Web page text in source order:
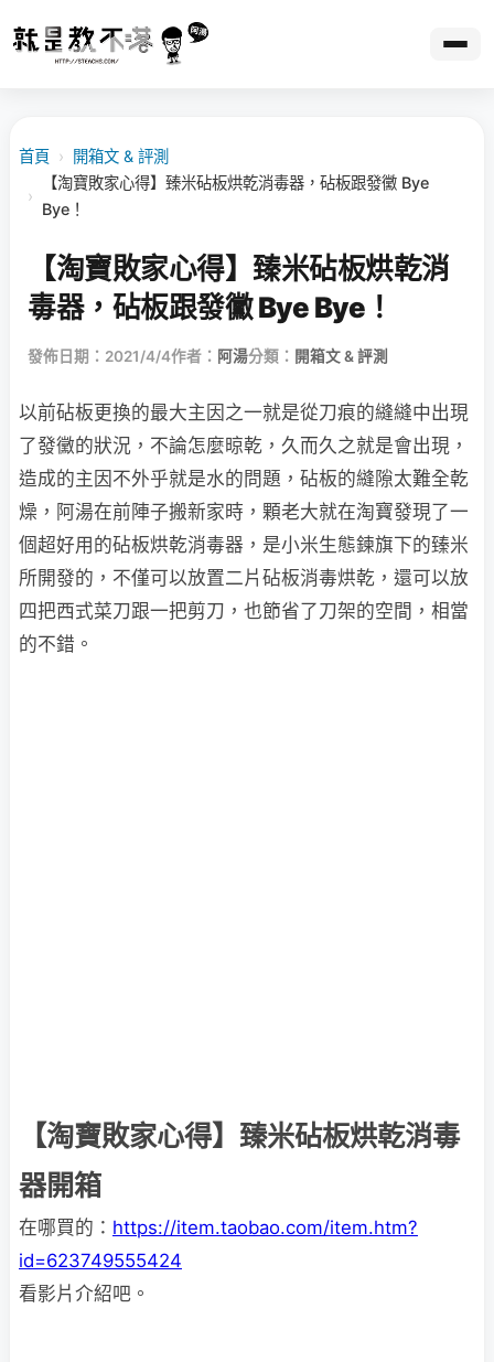
首頁 › 開箱文 & 評測
›
【淘寶敗家心得】臻米砧板烘乾消毒器，砧板跟發黴 Bye
Bye！
【淘寶敗家心得】臻米砧板烘乾消
毒器，砧板跟發黴 Bye Bye！
發佈日期：2021/4/4作者： 阿湯分類： 開箱文 & 評測
以前砧板更換的最大主因之一就是從刀痕的縫縫中出現
了發黴的狀況，不論怎麼晾乾，久而久之就是會出現，
造成的主因不外乎就是水的問題，砧板的縫隙太難全乾
燥，阿湯在前陣子搬新家時，顆老大就在淘寶發現了一
個超好用的砧板烘乾消毒器，是小米生態鍊旗下的臻米
所開發的，不僅可以放置二片砧板消毒烘乾，還可以放
四把西式菜刀跟一把剪刀，也節省了刀架的空間，相當
的不錯。
【淘寶敗家心得】臻米砧板烘乾消毒
器開箱
在哪買的： https://item.taobao.com/item.htm?
id=623749555424
看影片介紹吧。